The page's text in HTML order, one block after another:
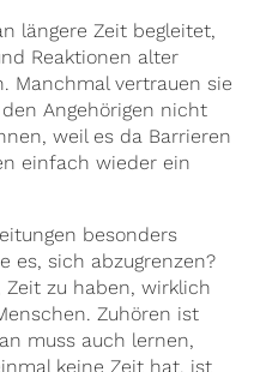
längere Zeit begleitet,
Reaktionen alter
Manchmal vertrauen sie
Angehörigen nicht
weil es da Barrieren
einfach wieder ein
besonders
es, sich abzugrenzen?
Zeit zu haben, wirklich
Zuhören ist
muss auch lernen,
keine Zeit hat, ist